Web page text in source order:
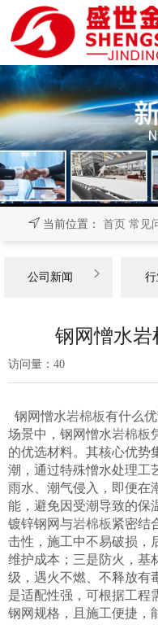
当前位置： 首页 常见
公司新闻  行
钢网憎水岩
访问量： 40
钢网憎水岩棉板有什么
场景中，钢网憎水岩棉板
的优选材料。其核心优势
潮，通过特殊憎水处理工
雨水、潮气侵入，即便在
能，避免因受潮导致的保
镀锌钢网与岩棉板紧密结
击性，施工中不易破损，
维护成本；三是防火，基
级，遇火不燃、不释放有
是适配性强，可根据工程
钢网规格，且施工便捷，